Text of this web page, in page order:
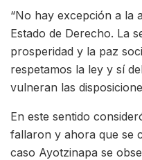
“No hay excepción a la
Estado de Derecho. La
prosperidad y la paz
respetamos la ley y sí
vulneran las
En este sentido
fallaron y ahora que se
caso Ayotzinapa se